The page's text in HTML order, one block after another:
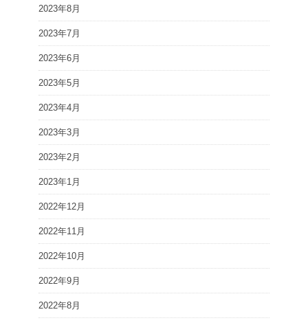
2023年8月
2023年7月
2023年6月
2023年5月
2023年4月
2023年3月
2023年2月
2023年1月
2022年12月
2022年11月
2022年10月
2022年9月
2022年8月